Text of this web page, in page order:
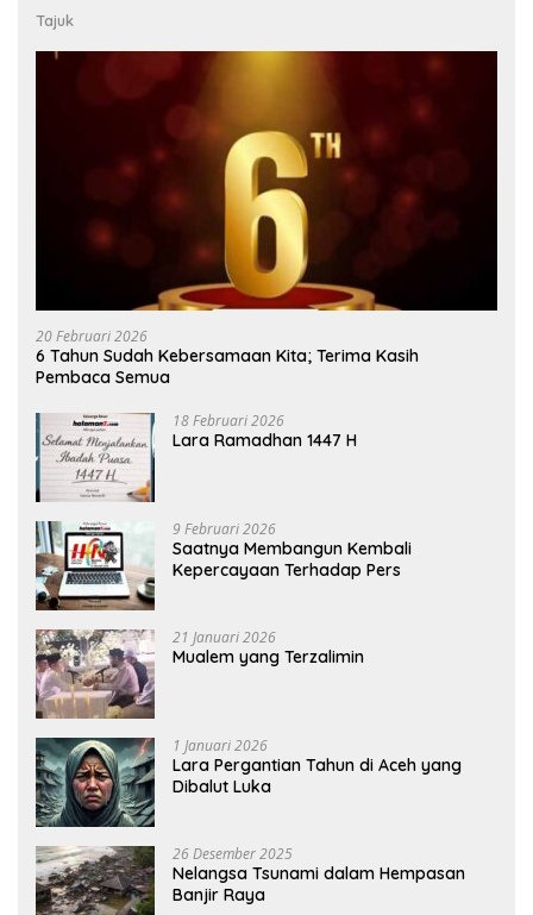
Tajuk
20 Februari 2026
6 Tahun Sudah Kebersamaan Kita; Terima Kasih
Pembaca Semua
18 Februari 2026
Lara Ramadhan 1447 H
9 Februari 2026
Saatnya Membangun Kembali
Kepercayaan Terhadap Pers
21 Januari 2026
Mualem yang Terzalimin
1 Januari 2026
Lara Pergantian Tahun di Aceh yang
Dibalut Luka
26 Desember 2025
Nelangsa Tsunami dalam Hempasan
Banjir Raya